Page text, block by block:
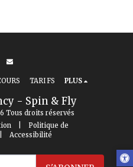
- Spin & Fly
Tous droits réservés
|
Politique de
Accessibilité
TARIFS PLUS